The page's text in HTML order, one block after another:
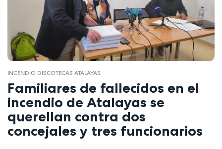
INCENDIO DISCOTECAS ATALAYAS
Familiares de fallecidos en el
incendio de Atalayas se
querellan contra dos
concejales y tres funcionarios